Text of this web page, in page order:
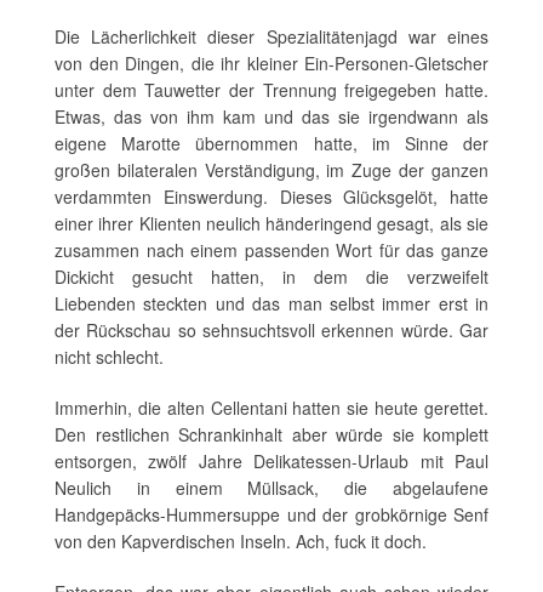
Die Lächerlichkeit dieser Spezialitätenjagd war eines
von den Dingen, die ihr kleiner Ein-Personen-Gletscher
unter dem Tauwetter der Trennung freigegeben hatte.
Etwas, das von ihm kam und das sie irgendwann als
eigene Marotte übernommen hatte, im Sinne der
großen bilateralen Verständigung, im Zuge der ganzen
verdammten Einswerdung. Dieses Glücksgelöt, hatte
einer ihrer Klienten neulich händeringend gesagt, als sie
zusammen nach einem passenden Wort für das ganze
Dickicht gesucht hatten, in dem die verzweifelt
Liebenden steckten und das man selbst immer erst in
der Rückschau so sehnsuchtsvoll erkennen würde. Gar
nicht schlecht.
Immerhin, die alten Cellentani hatten sie heute gerettet.
Den restlichen Schrankinhalt aber würde sie komplett
entsorgen, zwölf Jahre Delikatessen-Urlaub mit Paul
Neulich in einem Müllsack, die abgelaufene
Handgepäcks-Hummersuppe und der grobkörnige Senf
von den Kapverdischen Inseln. Ach, fuck it doch.